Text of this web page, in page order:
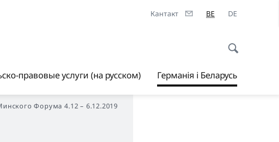
Кантакт BE DE
правовые услуги (на русском) Германія і Беларусь
Форума 4.12 – 6.12.2019